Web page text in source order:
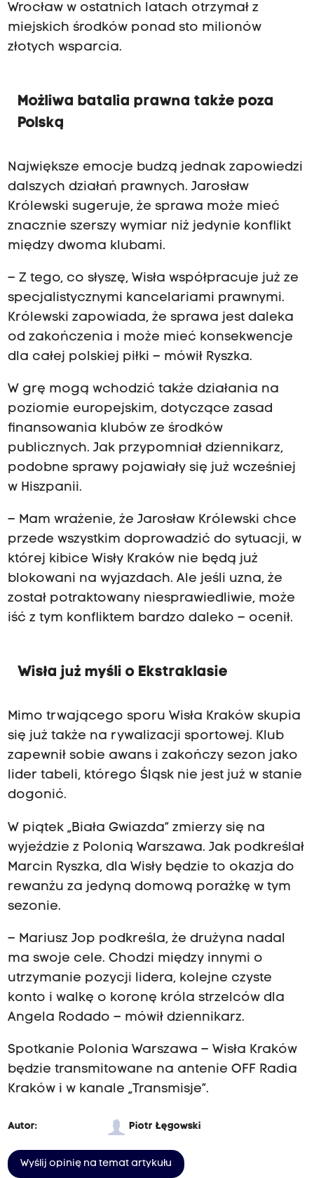
Wrocław w ostatnich latach otrzymał z
miejskich środków ponad sto milionów
złotych wsparcia.
Możliwa batalia prawna także poza
Polską
Największe emocje budzą jednak zapowiedzi
dalszych działań prawnych. Jarosław
Królewski sugeruje, że sprawa może mieć
znacznie szerszy wymiar niż jedynie konflikt
między dwoma klubami.
– Z tego, co słyszę, Wisła współpracuje już ze
specjalistycznymi kancelariami prawnymi.
Królewski zapowiada, że sprawa jest daleka
od zakończenia i może mieć konsekwencje
dla całej polskiej piłki – mówił Ryszka.
W grę mogą wchodzić także działania na
poziomie europejskim, dotyczące zasad
finansowania klubów ze środków
publicznych. Jak przypomniał dziennikarz,
podobne sprawy pojawiały się już wcześniej
w Hiszpanii.
– Mam wrażenie, że Jarosław Królewski chce
przede wszystkim doprowadzić do sytuacji, w
której kibice Wisły Kraków nie będą już
blokowani na wyjazdach. Ale jeśli uzna, że
został potraktowany niesprawiedliwie, może
iść z tym konfliktem bardzo daleko – ocenił.
Wisła już myśli o Ekstraklasie
Mimo trwającego sporu Wisła Kraków skupia
się już także na rywalizacji sportowej. Klub
zapewnił sobie awans i zakończy sezon jako
lider tabeli, którego Śląsk nie jest już w stanie
dogonić.
W piątek „Biała Gwiazda” zmierzy się na
wyjeździe z Polonią Warszawa. Jak podkreślał
Marcin Ryszka, dla Wisły będzie to okazja do
rewanżu za jedyną domową porażkę w tym
sezonie.
– Mariusz Jop podkreśla, że drużyna nadal
ma swoje cele. Chodzi między innymi o
utrzymanie pozycji lidera, kolejne czyste
konto i walkę o koronę króla strzelców dla
Angela Rodado – mówił dziennikarz.
Spotkanie Polonia Warszawa – Wisła Kraków
będzie transmitowane na antenie OFF Radia
Kraków i w kanale „Transmisje”.
Autor: Piotr Łęgowski
Wyślij opinię na temat artykułu